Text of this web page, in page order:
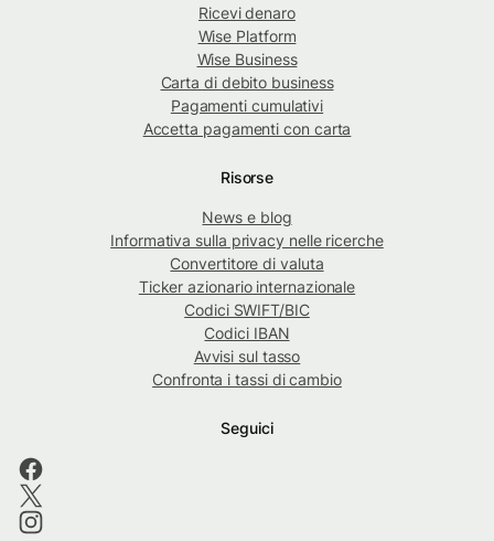
Ricevi denaro
Wise Platform
Wise Business
Carta di debito business
Pagamenti cumulativi
Accetta pagamenti con carta
Risorse
News e blog
Informativa sulla privacy nelle ricerche
Convertitore di valuta
Ticker azionario internazionale
Codici SWIFT/BIC
Codici IBAN
Avvisi sul tasso
Confronta i tassi di cambio
Seguici